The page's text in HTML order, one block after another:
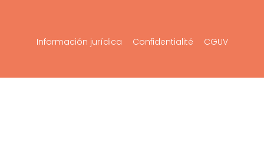
Información jurídica Confidentialité CGUV